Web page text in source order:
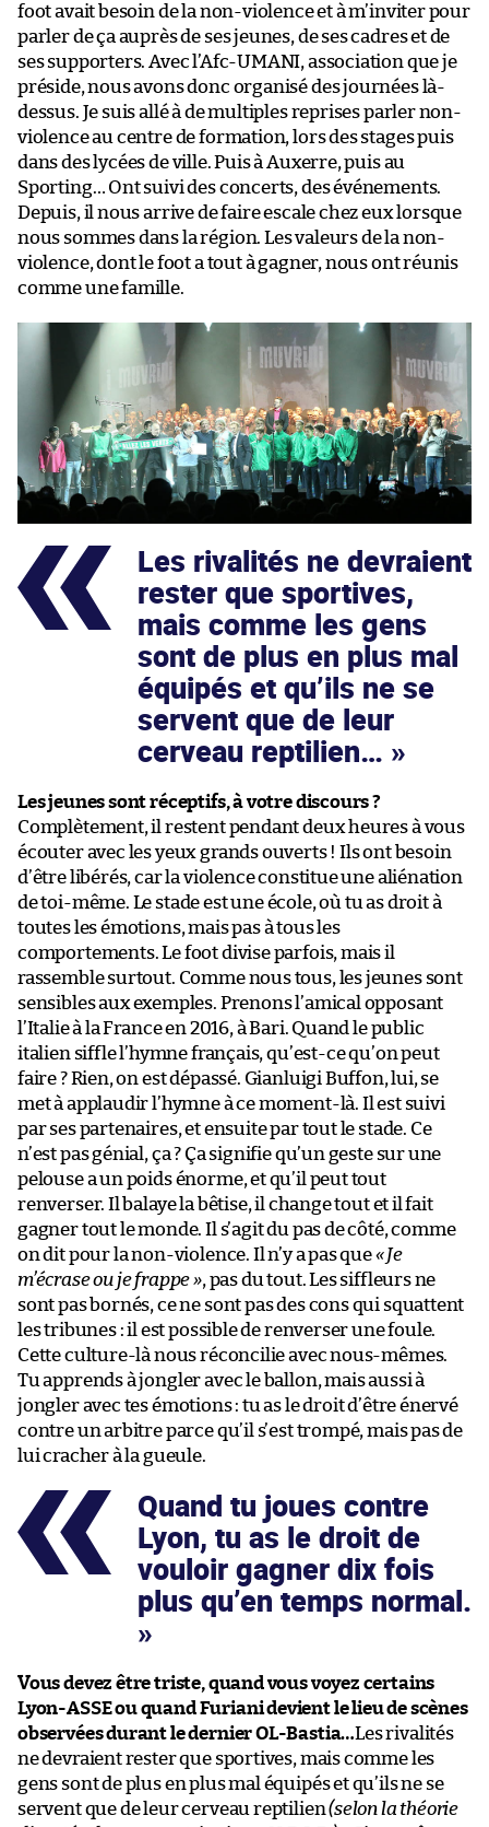
foot avait besoin de la non-violence et à m’inviter pour
parler de ça auprès de ses jeunes, de ses cadres et de
ses supporters. Avec l’Afc-UMANI, association que je
préside, nous avons donc organisé des journées là-
dessus. Je suis allé à de multiples reprises parler non-
violence au centre de formation, lors des stages puis
dans des lycées de ville. Puis à Auxerre, puis au
Sporting… Ont suivi des concerts, des événements.
Depuis, il nous arrive de faire escale chez eux lorsque
nous sommes dans la région. Les valeurs de la non-
violence, dont le foot a tout à gagner, nous ont réunis
comme une famille.
Les rivalités ne devraient
rester que sportives,
mais comme les gens
sont de plus en plus mal
équipés et qu’ils ne se
servent que de leur
cerveau reptilien…
Les jeunes sont réceptifs, à votre discours ?
Complètement, il restent pendant deux heures à vous
écouter avec les yeux grands ouverts ! Ils ont besoin
d’être libérés, car la violence constitue une aliénation
de toi-même. Le stade est une école, où tu as droit à
toutes les émotions, mais pas à tous les
comportements. Le foot divise parfois, mais il
rassemble surtout. Comme nous tous, les jeunes sont
sensibles aux exemples. Prenons l’amical opposant
l’Italie à la France en 2016, à Bari. Quand le public
italien siffle l’hymne français, qu’est-ce qu’on peut
faire ? Rien, on est dépassé. Gianluigi Buffon, lui, se
met à applaudir l’hymne à ce moment-là. Il est suivi
par ses partenaires, et ensuite par tout le stade. Ce
n’est pas génial, ça ? Ça signifie qu’un geste sur une
pelouse a un poids énorme, et qu’il peut tout
renverser. Il balaye la bêtise, il change tout et il fait
gagner tout le monde. Il s’agit du pas de côté, comme
on dit pour la non-violence. Il n’y a pas que« Je
m’écrase ou je frappe », pas du tout. Les siffleurs ne
sont pas bornés, ce ne sont pas des cons qui squattent
les tribunes : il est possible de renverser une foule.
Cette culture-là nous réconcilie avec nous-mêmes.
Tu apprends à jongler avec le ballon, mais aussi à
jongler avec tes émotions : tu as le droit d’être énervé
contre un arbitre parce qu’il s’est trompé, mais pas de
lui cracher à la gueule.
Quand tu joues contre
Lyon, tu as le droit de
vouloir gagner dix fois
plus qu’en temps normal.
Vous devez être triste, quand vous voyez certains
Lyon-ASSE ou quand Furiani devient le lieu de scènes
observées durant le dernier OL-Bastia…Les rivalités
ne devraient rester que sportives, mais comme les
gens sont de plus en plus mal équipés et qu’ils ne se
servent que de leur cerveau reptilien(selon la théorie